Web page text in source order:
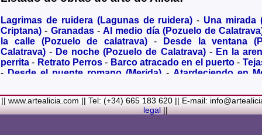
Lagrimas de ruidera (Lagunas de ruidera) - Una mirada
Criptana) - Granadas-Al medio día (Pozuelo de
la calle (Pozuelo de calatrava) -
Desde la ventana
Calatrava) - De noche (Pozuelo de Calatrava)- En la
perrita - Retrato Perros - Barco atracado en el puerto -
- Desde el puente romano (Merida) - Atardeciendo en
(Bolaños de Calatrava)-Membrillos madurando al sol-
costa-A dormir (Cuadro infantil)-En flor-Ramo de
Familiar-La fuente (La Alhambra de Granada)-Acuarela
|| www.artealicia.com || Tel: (+34) 665 183 620 || E-mail:
legal||